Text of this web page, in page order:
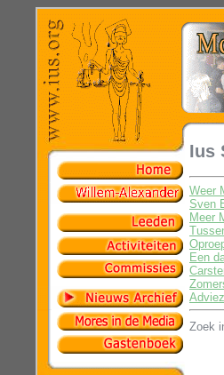
Ius
Weer
Sven
Meer
Een
Zoek